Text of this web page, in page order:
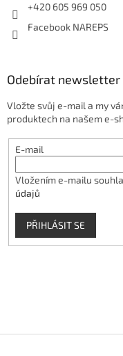
+420 605 969 050
Facebook NAREPS
Odebírat newsletter
Vložte svůj e-mail a my
produktech na našem e-
E-mail
Vložením e-mailu
údajů
PŘIHLÁSIT SE